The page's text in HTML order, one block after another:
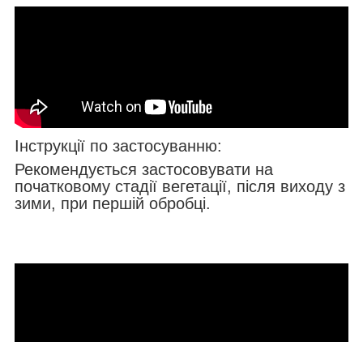
Інструкції по застосуванню:
Рекомендується застосовувати на
початковому стадії вегетації, після виходу з
зими, при першій обробці.